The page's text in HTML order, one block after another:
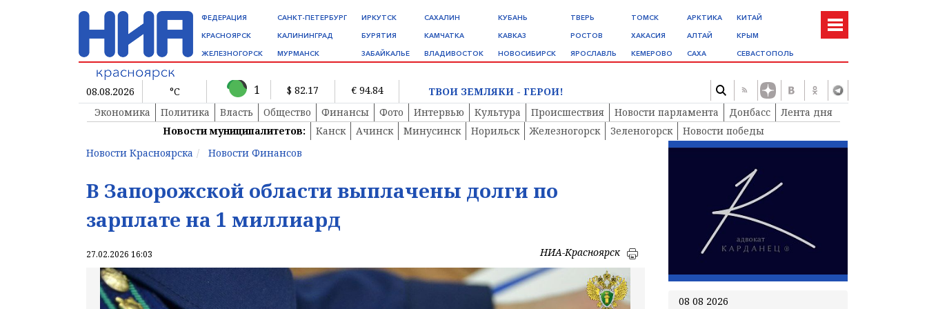
ФЕДЕРАЦИЯ
КРАСНОЯРСК
ЖЕЛЕЗНОГОРСК
САНКТ-ПЕТЕРБУРГ
КАЛИНИНГРАД
МУРМАНСК
ИРКУТСК
БУРЯТИЯ
ЗАБАЙКАЛЬЕ
САХАЛИН
КАМЧАТКА
ВЛАДИВОСТОК
КУБАНЬ
КАВКАЗ
НОВОСИБИРСК
ТВЕРЬ
РОСТОВ
ЯРОСЛАВЛЬ
ТОМСК
ХАКАСИЯ
КЕМЕРОВО
АРКТИКА
АЛТАЙ
САХА
КИТАЙ
КРЫМ
СЕВАСТОПОЛЬ
08.08.2026 °C 1 $ 82.17 € 94.84
ТВОИ ЗЕМЛЯКИ - ГЕРОИ!
Экономика
Политика Власть Общество Финансы Фото Интервью Культура Происшествия Новости парламента Донбасс
Лента дня
Новости муниципалитетов:
Канск Ачинск Минусинск Норильск Железногорск Зеленогорск
Новости победы
Новости Красноярска
Новости Финансов
В Запорожской области выплачены долги по
зарплате на 1 миллиард
27.02.2026 16:03 НИА-Красноярск
08 08 2026